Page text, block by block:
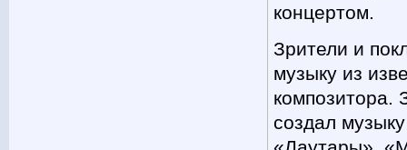
концертом.
Зрители и
музыку из
композитора.
создал